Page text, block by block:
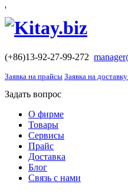
'
(+86)13-92-27-99-272
Заявка на прайсы Заявка на
Задать вопрос
О фирме
Товары
Сервисы
Прайс
Доставка
Блог
Связь с нами